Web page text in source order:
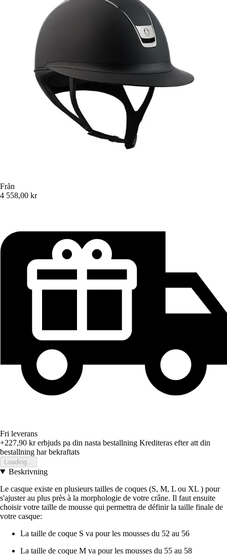
Från
4 558,00 kr
Fri leverans
+227,90 krerbjuds pa din nasta bestallning Krediteras efter att din
bestallning har bekraftats
Loading...
Beskrivning
Le casque existe en plusieurs tailles de coques (S, M, L ou XL ) pour
s'ajuster au plus près à la morphologie de votre crâne. Il faut ensuite
choisir votre taille de mousse qui permettra de définir la taille finale de
votre casque:
La taille de coque S va pour les mousses du 52 au 56
La taille de coque M va pour les mousses du 55 au 58